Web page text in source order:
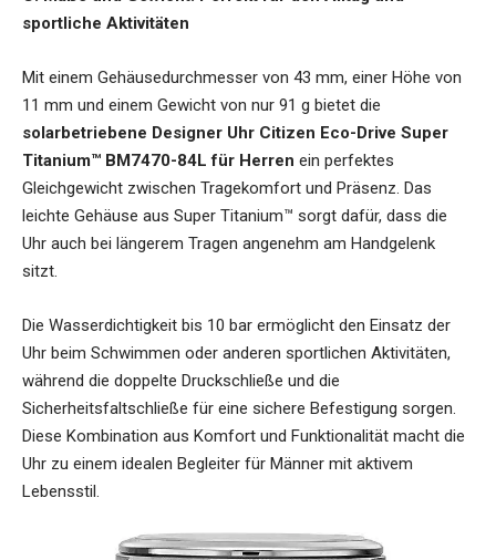
sportliche Aktivitäten
Mit einem Gehäusedurchmesser von 43 mm, einer Höhe von
11 mm und einem Gewicht von nur 91 g bietet die
solarbetriebene Designer Uhr Citizen Eco-Drive Super
Titanium™ BM7470-84L für Herren ein perfektes
Gleichgewicht zwischen Tragekomfort und Präsenz. Das
leichte Gehäuse aus Super Titanium™ sorgt dafür, dass die
Uhr auch bei längerem Tragen angenehm am Handgelenk
sitzt.
Die Wasserdichtigkeit bis 10 bar ermöglicht den Einsatz der
Uhr beim Schwimmen oder anderen sportlichen Aktivitäten,
während die doppelte Druckschließe und die
Sicherheitsfaltschließe für eine sichere Befestigung sorgen.
Diese Kombination aus Komfort und Funktionalität macht die
Uhr zu einem idealen Begleiter für Männer mit aktivem
Lebensstil.